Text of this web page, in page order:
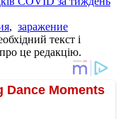
, заражение
текст і
це редакцію.